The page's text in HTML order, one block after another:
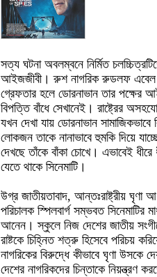
সত্য ঘটনা অবলম্বনে নির্মিত
আইজজীবী। রুশ নাগরিক রুডলফ এবেল
গ্রেফতার হলে ডোরনাভান তার পক্ষের
বিপত্তি বাঁধে সেখানেই। রাষ্ট্রের
যখন দেখা যায় ডোরনাভান
লোকজন তাকে নানাভাবে হুমকি দিয়ে
দেখছে তাঁকে বাঁকা চোখে। এভাবেই
যেতে থাকে সিনেমাটি।
উগ্র জাতীয়তাবাদ, আন্তঃরাষ্ট্রীয় ঘৃণা
পরিচালক স্পিলবার্গ সম্ভবত সিনেমাটির
আনেন। স্কুলে নিজ দেশের জাতীয়
রাষ্টকে চিহ্নিত শত্রু হিসেবে পরিচয়
নাগরিকের বিরুদ্ধে কীভাবে ঘৃণা উসকে
দেশের নাগরিকদের চিন্তাকে নিয়ন্ত্রণ